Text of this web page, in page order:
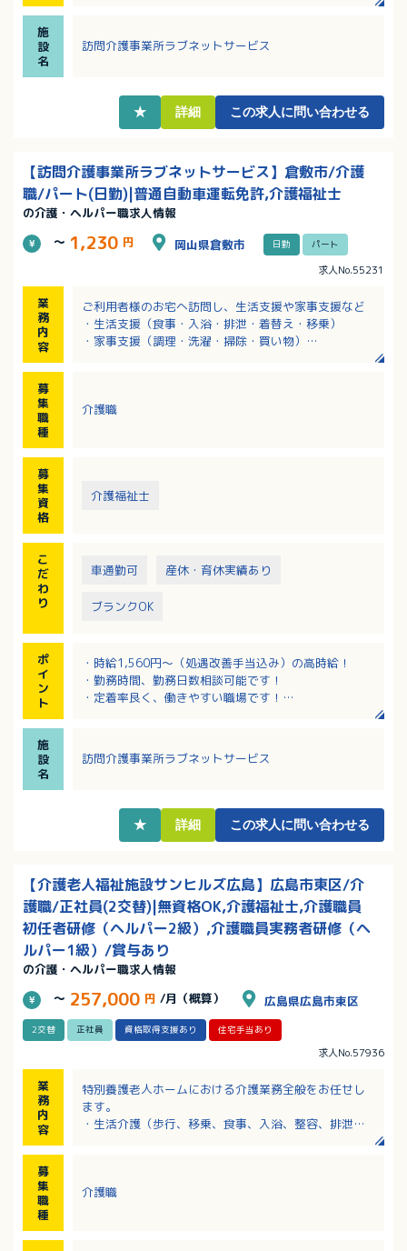
・ベテランサービス提供多数在籍！サービスについて
の相談、指導してくださいます。
施
設
名
訪問介護事業所ラブネットサービス
★ 詳細 この求人に問い合わせる
【訪問介護事業所ラブネットサービス】倉敷市/介護
職/パート(日勤)|普通自動車運転免許,介護福祉士
の介護・ヘルパー職求人情報
～ 1,230 円 岡山県倉敷市 日勤 パート
求人No.55231
業
務
内
容
ご利用者様のお宅へ訪問し、生活支援や家事支援など
・生活支援（食事・入浴・排泄・着替え・移乗）
・家事支援（調理・洗濯・掃除・買い物）
※エリア：倉敷市内全域（希望地域等は相談可）
募
集
職
種
介護職
募
集
資
格
介護福祉士
こ
だ
わ
り
車通勤可 産休・育休実績あり
ブランクOK
ポ
イ
ン
ト
・時給1,560円～（処遇改善手当込み）の高時給！
・勤務時間、勤務日数相談可能です！
・定着率良く、働きやすい職場です！
・ベテランサービス提供多数在籍！サービスについて
の相談、指導してくださいます。
施
設
名
訪問介護事業所ラブネットサービス
★ 詳細 この求人に問い合わせる
【介護老人福祉施設サンヒルズ広島】広島市東区/介
護職/正社員(2交替)|無資格OK,介護福祉士,介護職員
初任者研修（ヘルパー2級）,介護職員実務者研修（ヘ
ルパー1級）/賞与あり
の介護・ヘルパー職求人情報
～ 257,000 円 /月（概算） 広島県広島市東区
2交替 正社員 資格取得支援あり 住宅手当あり
求人No.57936
業
務
内
容
特別養護老人ホームにおける介護業務全般をお任せし
ます。
・生活介護（歩行、移乗、食事、入浴、整容、排泄な
・掃除
募
集
職
種
介護職